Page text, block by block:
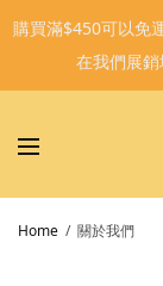
Home 關於我們
購買滿$450可以免
在我們展